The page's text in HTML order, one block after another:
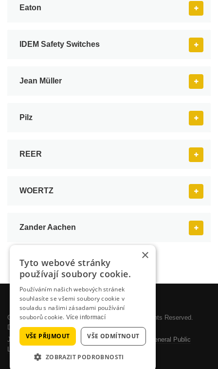
Eaton
IDEM Safety Switches
Jean Müller
Pilz
REER
WOERTZ
Zander Aachen
Copyright © 2026 SYSTEMOTRONIC, s.r.o.. All Rights Reserved.
Designed byJoomlArt.com.
Joomla!is Free Software released under theGNU General Public
×
Tyto webové stránky
používají soubory cookie.
Používáním našich webových stránek
souhlasíte se všemi soubory cookie v
souladu s našimi zásadami používání
souborů cookie. Více informací
VŠE PŘIJMOUT VŠE ODMÍTNOUT
ZOBRAZIT PODROBNOSTI